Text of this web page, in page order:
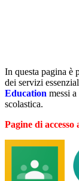
In questa pagina
dei servizi
Education messi
scolastica.
Pagine di